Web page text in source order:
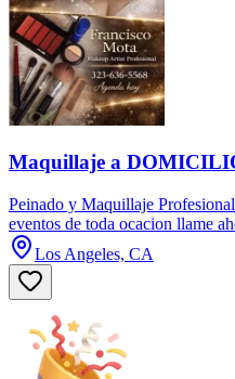
Maquillaje a
Peinado y Maquillaje
eventos de toda ocacion llame
Los Angeles, CA